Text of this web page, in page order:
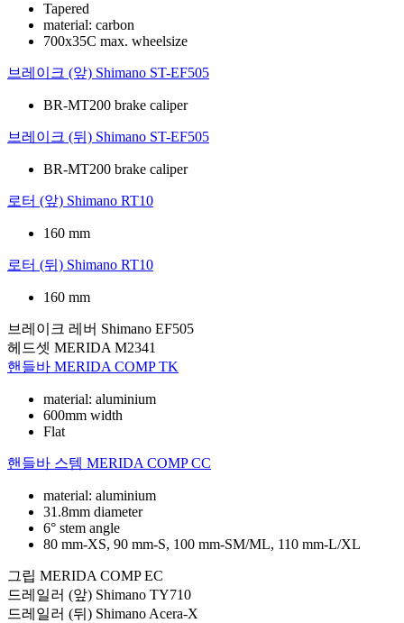
Tapered
material: carbon
700x35C max. wheelsize
브레이크 (앞) Shimano ST-EF505
BR-MT200 brake caliper
브레이크 (뒤) Shimano ST-EF505
BR-MT200 brake caliper
로터 (앞) Shimano RT10
160 mm
로터 (뒤) Shimano RT10
160 mm
브레이크 레버 Shimano EF505
헤드셋 MERIDA M2341
핸들바 MERIDA COMP TK
material: aluminium
600mm width
Flat
핸들바 스템 MERIDA COMP CC
material: aluminium
31.8mm diameter
6° stem angle
80 mm-XS, 90 mm-S, 100 mm-SM/ML, 110 mm-L/XL
그립 MERIDA COMP EC
드레일러 (앞) Shimano TY710
드레일러 (뒤) Shimano Acera-X